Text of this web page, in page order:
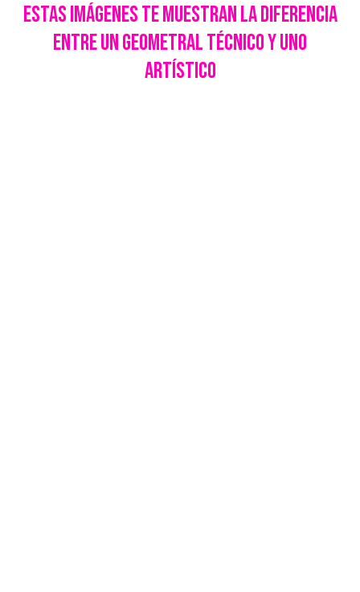
estas imágenes te muestran la diferencia
entre un geometral técnico y uno
artístico